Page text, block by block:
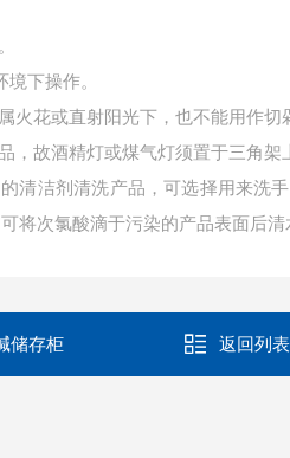
下操作。
火花或直射阳光下，也不能用作切
，故酒精灯或煤气灯须置于三角架
清洁剂清洗产品，可选择用来洗
将次氯酸滴于污染的产品表面后清
储存柜 返回列表